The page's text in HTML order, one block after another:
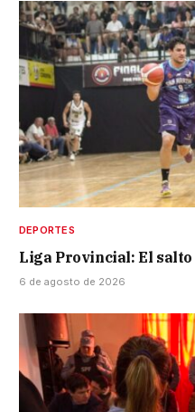
DEPORTES
Liga Provincial: El
6 de agosto de 2026